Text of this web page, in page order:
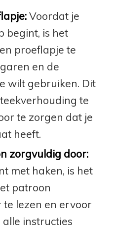
Voordat je
begint, is het
proeflapje te
en de
wilt gebruiken. Dit
te
te zorgen dat je
heeft.
zorgvuldig door:
met haken, is het
patroon
lezen en ervoor
instructies